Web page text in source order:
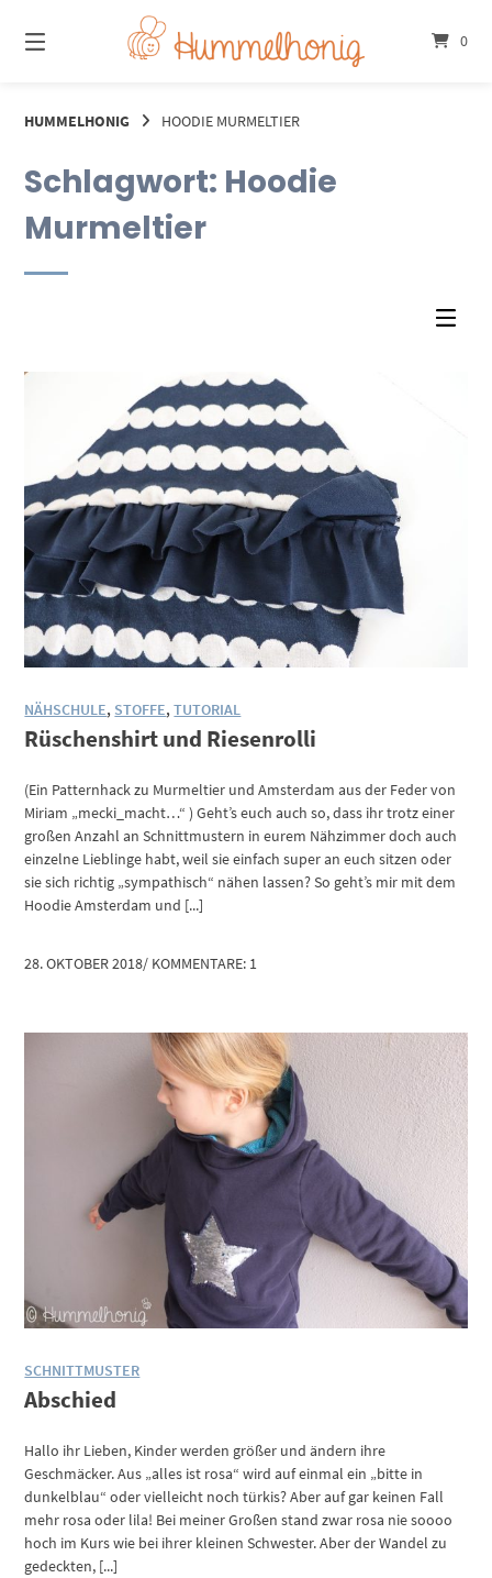
zum
Inhalt
0
HUMMELHONIG HOODIE MURMELTIER
Schlagwort: Hoodie
Murmeltier
NÄHSCHULE, STOFFE,TUTORIAL
Rüschenshirt und Riesenrolli
(Ein Patternhack zu Murmeltier und Amsterdam aus der Feder von
Miriam „mecki_macht…“ ) Geht’s euch auch so, dass ihr trotz einer
großen Anzahl an Schnittmustern in eurem Nähzimmer doch auch
einzelne Lieblinge habt, weil sie einfach super an euch sitzen oder
sie sich richtig „sympathisch“ nähen lassen? So geht’s mir mit dem
Hoodie Amsterdam und [...]
28. OKTOBER 2018/ KOMMENTARE: 1
SCHNITTMUSTER
Abschied
Hallo ihr Lieben, Kinder werden größer und ändern ihre
Geschmäcker. Aus „alles ist rosa“ wird auf einmal ein „bitte in
dunkelblau“ oder vielleicht noch türkis? Aber auf gar keinen Fall
mehr rosa oder lila! Bei meiner Großen stand zwar rosa nie soooo
hoch im Kurs wie bei ihrer kleinen Schwester. Aber der Wandel zu
gedeckten, [...]